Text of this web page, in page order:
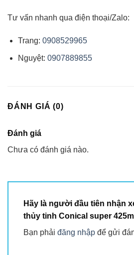
Tư vấn nhanh qua điện thoại/Zalo:
Trang: 0908529965
Nguyệt: 0907889855
ĐÁNH GIÁ (0)
Đánh giá
Chưa có đánh giá nào.
Hãy là người đầu tiên nhận
thủy tinh Conical super
Bạn phải đăng nhập để gửi